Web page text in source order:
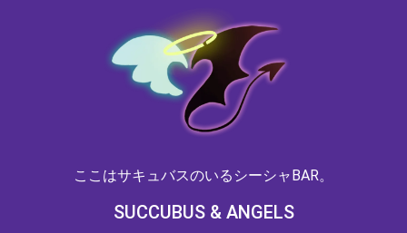
ここはサキュバスのいるシーシャBAR。
SUCCUBUS & ANGELS